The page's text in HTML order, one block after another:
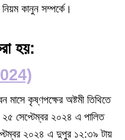
কানুন সম্পর্কে।
হয়:
মাসে কৃষ্ণপক্ষের অষ্টমী তিথিতে
সেপ্টেম্বর ২০২৪ এ পালিত
২০২৪ এ দুপুর ১২:৩৯ টায়